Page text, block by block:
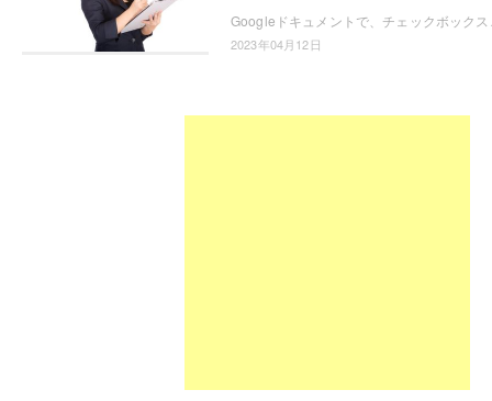
2023年04月12日